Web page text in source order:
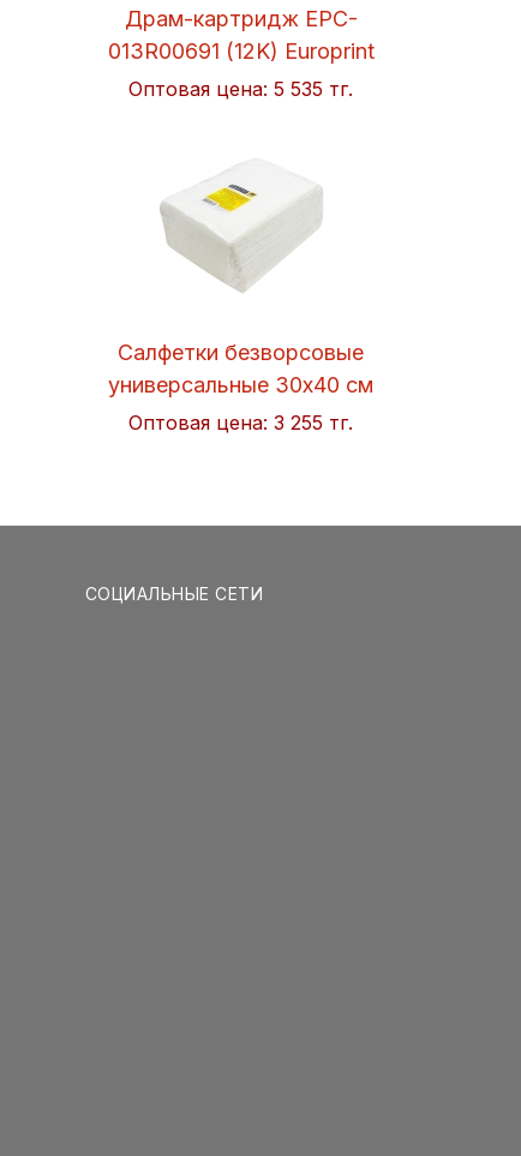
Драм-картридж EPC-
013R00691 (12K) Europrint
Оптовая цена:5 535 тг.
Салфетки безворсовые
универсальные 30x40 см
Soft 50шт/упак. Hi-BLACK
Оптовая цена:3 255 тг.
СОЦИАЛЬНЫЕ СЕТИ